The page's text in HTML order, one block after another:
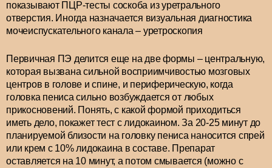
показывают ПЦР-тесты соскоба из уретрального
отверстия. Иногда назначается визуальная диагностика
мочеиспускательного канала – уретроскопия
Первичная ПЭ делится еще на две формы – центральную,
которая вызвана сильной восприимчивостью мозговых
центров в голове и спине, и периферическую, когда
головка пениса сильно возбуждается от любых
прикосновений. Понять, с какой формой приходиться
иметь дело, покажет тест с лидокаином. За 20-25 минут до
планируемой близости на головку пениса наносится спрей
или крем с 10% лидокаина в составе. Препарат
оставляется на 10 минут, а потом смывается (можно с